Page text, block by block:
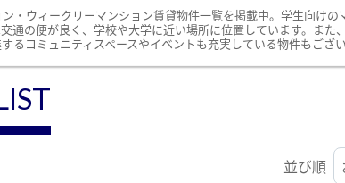
・ウィークリーマンション賃貸物件一覧を掲載中。学生向け
通の便が良く、学校や大学に近い場所に位置しています。ま
コミュニティスペースやイベントも充実している物件もござい
並び順